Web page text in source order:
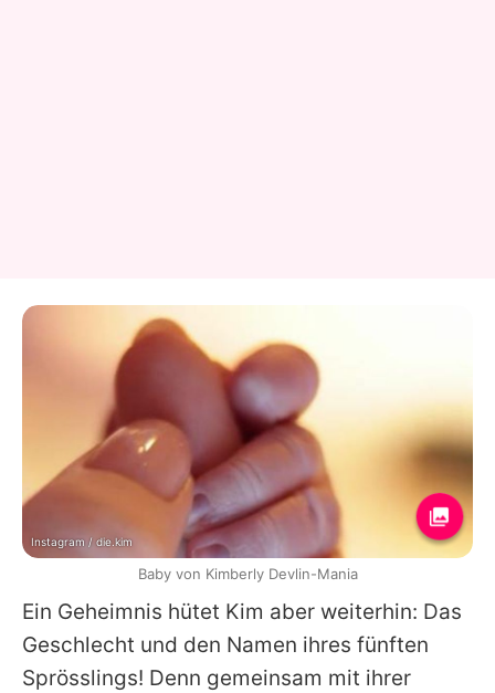
Ein Geheimnis hütet Kim aber weiterhin: Das
Geschlecht und den Namen ihres fünften
Sprösslings! Denn gemeinsam mit ihrer
Instagram / die.kim
Baby von Kimberly Devlin-Mania